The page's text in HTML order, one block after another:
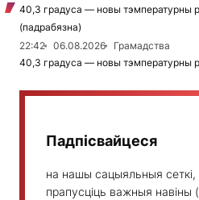
40,3 градуса — новы тэмпературны
(падрабязна)
22:42
06.08.2026
Грамадства
40,3 градуса — новы тэмпературны
Падпісвайцеся
на нашы сацыяльныя сеткі,
прапусціць важныя навіны